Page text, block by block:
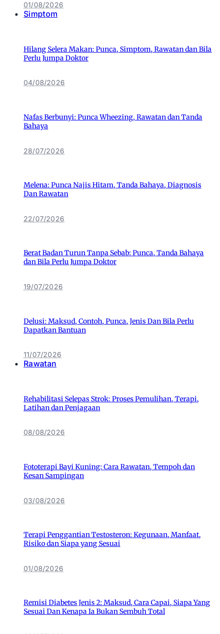
01/08/2026
Simptom
Hilang Selera Makan: Punca, Simptom, Rawatan dan Bila
Perlu Jumpa Doktor
04/08/2026
Nafas Berbunyi: Punca Wheezing, Rawatan dan Tanda
Bahaya
28/07/2026
Melena: Punca Najis Hitam, Tanda Bahaya, Diagnosis
Dan Rawatan
22/07/2026
Berat Badan Turun Tanpa Sebab: Punca, Tanda Bahaya
dan Bila Perlu Jumpa Doktor
19/07/2026
Delusi: Maksud, Contoh, Punca, Jenis Dan Bila Perlu
Dapatkan Bantuan
11/07/2026
Rawatan
Rehabilitasi Selepas Strok: Proses Pemulihan, Terapi,
Latihan dan Penjagaan
08/08/2026
Fototerapi Bayi Kuning: Cara Rawatan, Tempoh dan
Kesan Sampingan
03/08/2026
Terapi Penggantian Testosteron: Kegunaan, Manfaat,
Risiko dan Siapa yang Sesuai
01/08/2026
Remisi Diabetes Jenis 2: Maksud, Cara Capai, Siapa Yang
Sesuai Dan Kenapa Ia Bukan Sembuh Total